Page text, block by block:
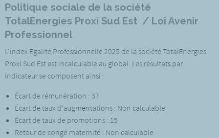
Politique sociale de la société
TotalEnergies Proxi Sud Est / Loi Avenir
Professionnel
L'index Egalité Professionnelle 2025 de la société TotalEnergies
Proxi Sud Est est incalculable au global. Les résultats par
indicateur se composent ainsi :
Écart de rémunération : 37
Écart de taux d'augmentations : Non calculable
Écart de taux de promotions : 15
Retour de congé maternité : Non calculable